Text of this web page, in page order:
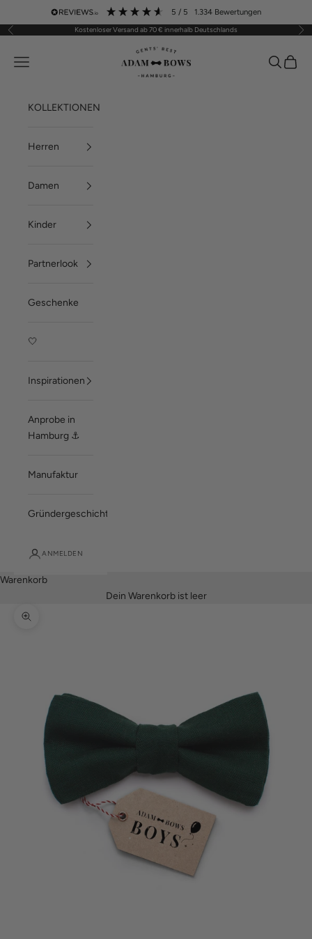
Zum Inhalt springen 5 / 5 1.334 Bewertungen
Zurück Kostenloser Versand ab 70 € innerhalb Deutschlands Vor
ADAM BOWS
Menü Suchen
KOLLEKTIONEN
Herren
Damen
Kinder
Partnerlook
Geschenke
🤍
Inspirationen
Anprobe in
Hamburg ⚓
Manufaktur
Gründergeschichte
ANMELDEN
Warenkorb
Dein Warenkorb ist leer
Bild vergrößern